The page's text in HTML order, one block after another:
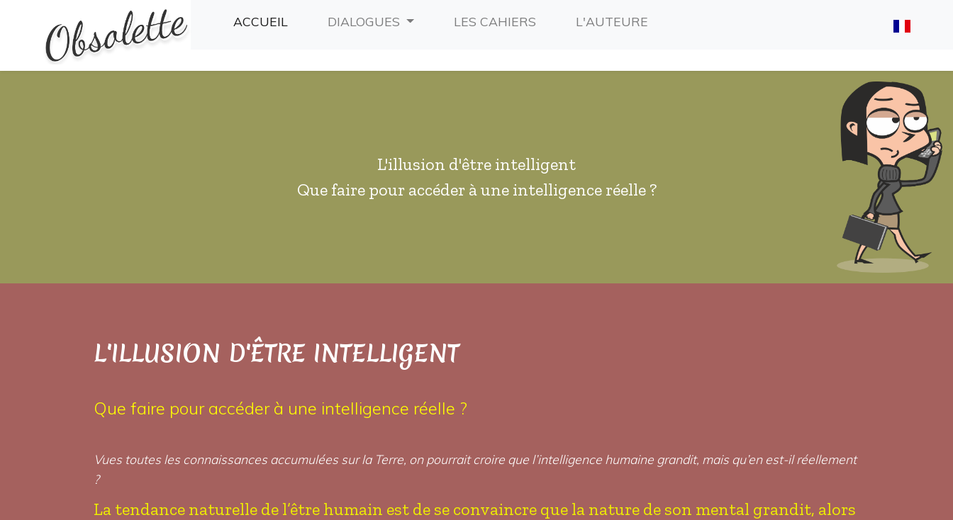
ACCUEIL (CURRENT)DIALOGUES LES CAHIERS(CURRENT)L'AUTEURE(CURRENT)
L'illusion d'être intelligent
Que faire pour accéder à une intelligence réelle ?
L'ILLUSION D'ÊTRE INTELLIGENT
Que faire pour accéder à une intelligence réelle ?
Vues toutes les connaissances accumulées sur la Terre, on pourrait croire que l’intelligence humaine grandit, mais qu’en est-il réellement
?
La tendance naturelle de l’être humain est de se convaincre que la nature de son mental grandit, alors